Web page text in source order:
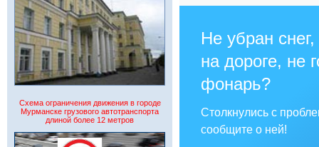
Схема ограничения движения в городе
Мурманске грузового автотранспорта
длиной более 12 метров
Не убран
на дороге, не
фонарь?
Столкнулись с
сообщите о ней!